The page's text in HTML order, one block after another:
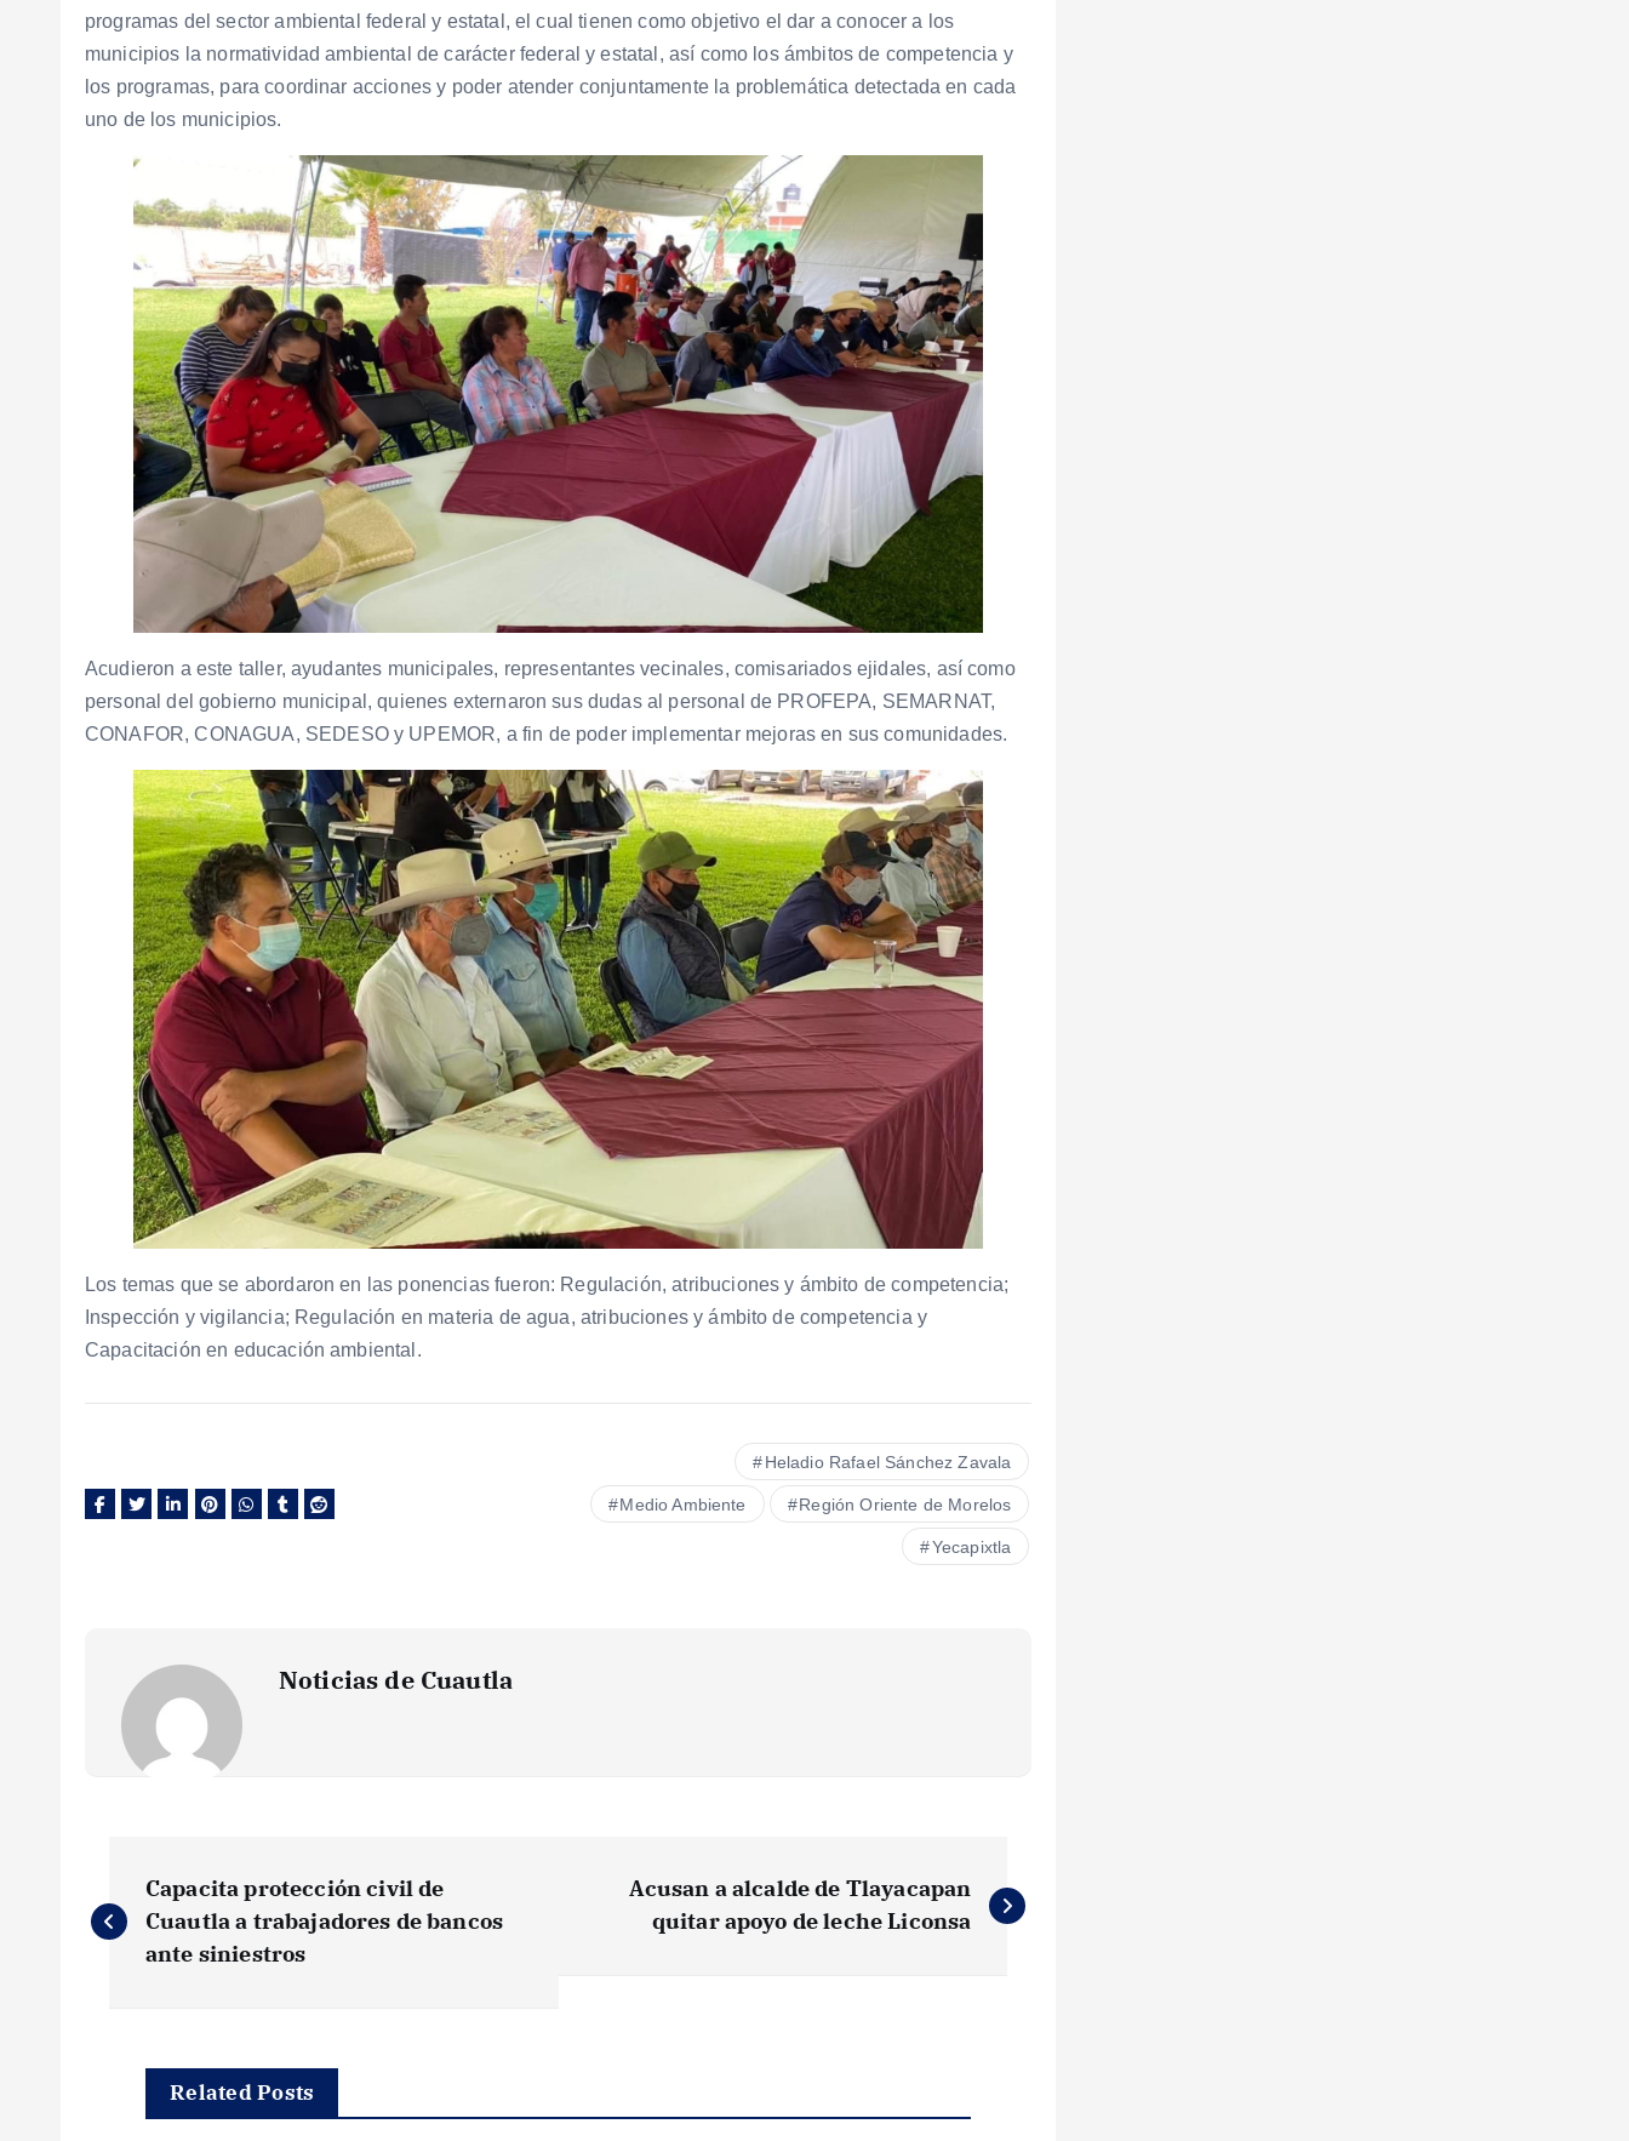
programas del sector ambiental federal y estatal, el cual tienen como objetivo el dar a conocer a los
municipios la normatividad ambiental de carácter federal y estatal, así como los ámbitos de competencia y
los programas, para coordinar acciones y poder atender conjuntamente la problemática detectada en cada
uno de los municipios.
Acudieron a este taller, ayudantes municipales, representantes vecinales, comisariados ejidales, así como
personal del gobierno municipal, quienes externaron sus dudas al personal de PROFEPA, SEMARNAT,
CONAFOR, CONAGUA, SEDESO y UPEMOR, a fin de poder implementar mejoras en sus comunidades.
Los temas que se abordaron en las ponencias fueron: Regulación, atribuciones y ámbito de competencia;
Inspección y vigilancia; Regulación en materia de agua, atribuciones y ámbito de competencia y
Capacitación en educación ambiental.
Heladio Rafael Sánchez Zavala
Medio Ambiente Región Oriente de Morelos
Yecapixtla
Noticias de Cuautla
a
Capacita protección civil de
Cuautla a trabajadores de bancos
ante siniestros
Acusan a alcalde de Tlayacapan
quitar apoyo de leche Liconsa
Related Posts